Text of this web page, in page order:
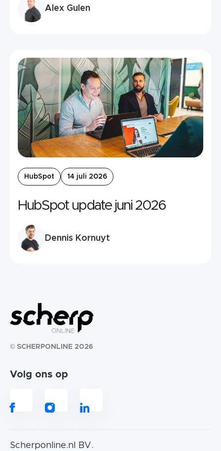
Alex Gulen
HubSpot 14 juli 2026
HubSpot update juni 2026
Dennis Kornuyt
© SCHERPONLINE 2026
Volg ons op
Scherponline.nl BV.